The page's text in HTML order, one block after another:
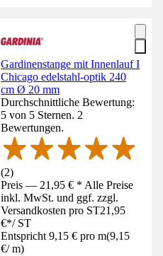
Gardinenstange mit Innenlauf I
Chicago edelstahl-optik 240
cm Ø 20 mm
Durchschnittliche Bewertung:
5 von 5 Sternen. 2
Bewertungen.
(2)
Preis — 21,95 € * Alle Preise
inkl. MwSt. und ggf. zzgl.
Versandkosten pro ST21,95
€*/ ST
Entspricht 9,15 € pro m(9,15
€/ m)